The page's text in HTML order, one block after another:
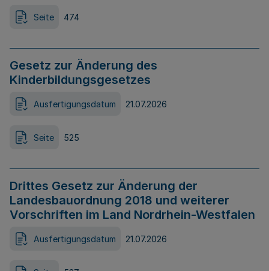
Seite 474
Gesetz zur Änderung des
Kinderbildungsgesetzes
Ausfertigungsdatum 21.07.2026
Seite 525
Drittes Gesetz zur Änderung der
Landesbauordnung 2018 und weiterer
Vorschriften im Land Nordrhein-Westfalen
Ausfertigungsdatum 21.07.2026